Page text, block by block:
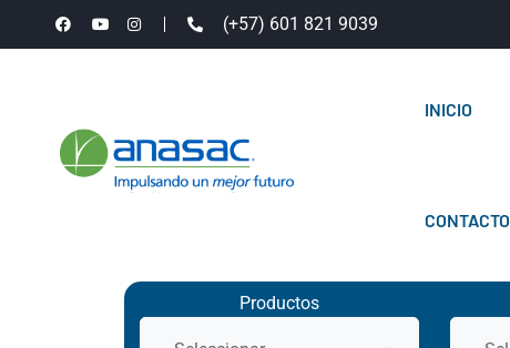
(+57) 601 821 9039
INICIO
CONTACTO
Productos